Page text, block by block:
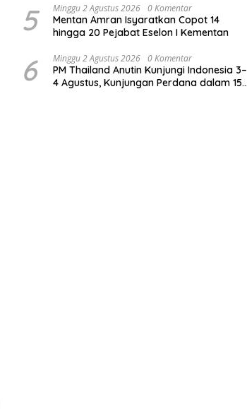
5 Minggu 2 Agustus 2026 0 Komentar
Mentan Amran Isyaratkan Copot 14
hingga 20 Pejabat Eselon I Kementan
6 Minggu 2 Agustus 2026 0 Komentar
PM Thailand Anutin Kunjungi Indonesia 3–
4 Agustus, Kunjungan Perdana dalam 15